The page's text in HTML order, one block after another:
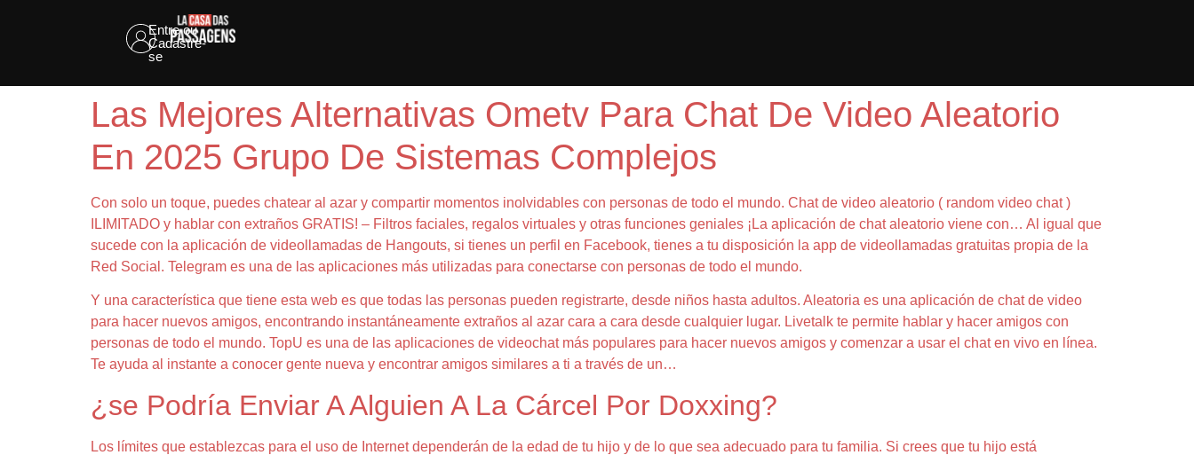
Entre ou
Cadastre-
se
Las Mejores Alternativas Ometv Para Chat De Video Aleatorio
En 2025 Grupo De Sistemas Complejos
Con solo un toque, puedes chatear al azar y compartir momentos inolvidables con personas de todo el mundo. Chat de video aleatorio ( random video chat )
ILIMITADO y hablar con extraños GRATIS! – Filtros faciales, regalos virtuales y otras funciones geniales ¡La aplicación de chat aleatorio viene con… Al igual que
sucede con la aplicación de videollamadas de Hangouts, si tienes un perfil en Facebook, tienes a tu disposición la app de videollamadas gratuitas propia de la
Red Social. Telegram es una de las aplicaciones más utilizadas para conectarse con personas de todo el mundo.
Y una característica que tiene esta web es que todas las personas pueden registrarte, desde niños hasta adultos. Aleatoria es una aplicación de chat de video
para hacer nuevos amigos, encontrando instantáneamente extraños al azar cara a cara desde cualquier lugar. Livetalk te permite hablar y hacer amigos con
personas de todo el mundo. TopU es una de las aplicaciones de videochat más populares para hacer nuevos amigos y comenzar a usar el chat en vivo en línea.
Te ayuda al instante a conocer gente nueva y encontrar amigos similares a ti a través de un…
¿se Podría Enviar A Alguien A La Cárcel Por Doxxing?
Los límites que establezcas para el uso de Internet dependerán de la edad de tu hijo y de lo que sea adecuado para tu familia. Si crees que tu hijo está